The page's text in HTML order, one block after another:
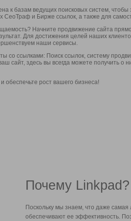
к базам ведущих поисковых систем,
СеоТраф и Бирже ссылок, а также для
Начните продвижение сайта
Для достижения целей наших
наши сервисы.
со ссылками: Поиск ссылок, систему
сайт, здесь вы всегда можете получить о
обеспечьте рост вашего бизнеса!
Почему Linkpad?
Поскольку мы знаем, что даже
обеспечивают ее эффективность.